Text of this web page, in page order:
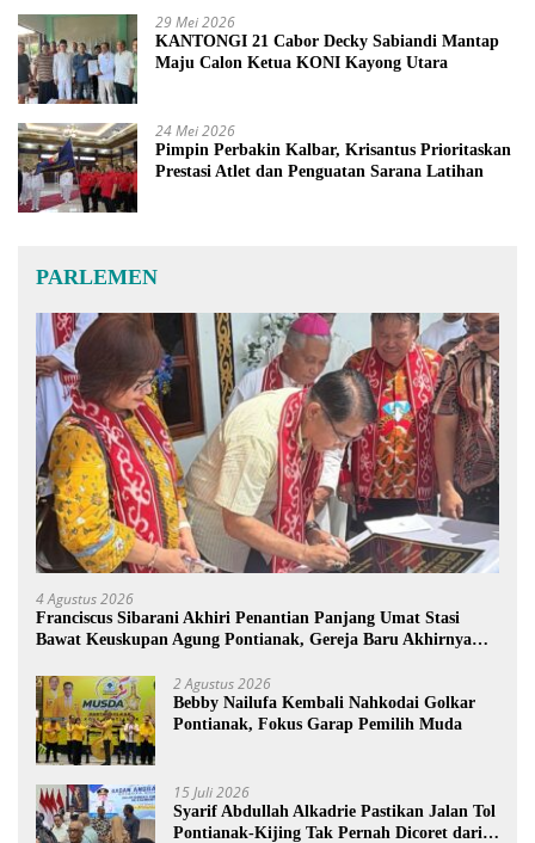
29 Mei 2026
KANTONGI 21 Cabor Decky Sabiandi Mantap
Maju Calon Ketua KONI Kayong Utara
24 Mei 2026
Pimpin Perbakin Kalbar, Krisantus Prioritaskan
Prestasi Atlet dan Penguatan Sarana Latihan
PARLEMEN
4 Agustus 2026
Franciscus Sibarani Akhiri Penantian Panjang Umat Stasi
Bawat Keuskupan Agung Pontianak, Gereja Baru Akhirnya
2 Agustus 2026
Bebby Nailufa Kembali Nahkodai Golkar
Pontianak, Fokus Garap Pemilih Muda
15 Juli 2026
Syarif Abdullah Alkadrie Pastikan Jalan Tol
Pontianak-Kijing Tak Pernah Dicoret dari